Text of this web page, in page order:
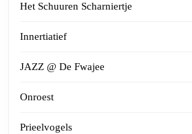
Het Schuuren Scharniertje
Innertiatief
JAZZ @ De Fwajee
Onroest
Prieelvogels